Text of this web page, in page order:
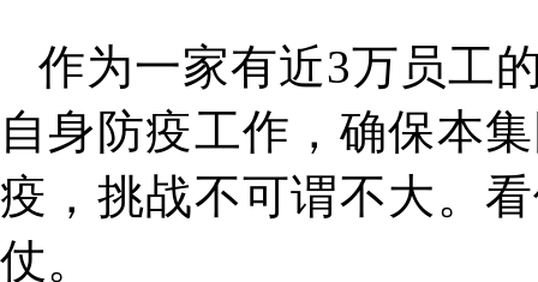
作为一家有近3万员工
自身防疫工作，确保本
疫，挑战不可谓不大。
仗。